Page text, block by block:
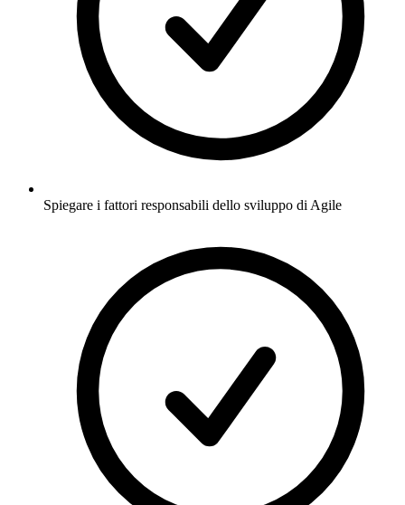
Spiegare i fattori responsabili dello sviluppo di Agile